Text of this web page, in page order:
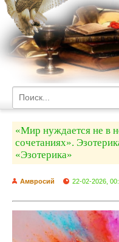
«Мир нуждается не в
сочетаниях».
«Эзотерика»
Амвросий 22-02-2026,